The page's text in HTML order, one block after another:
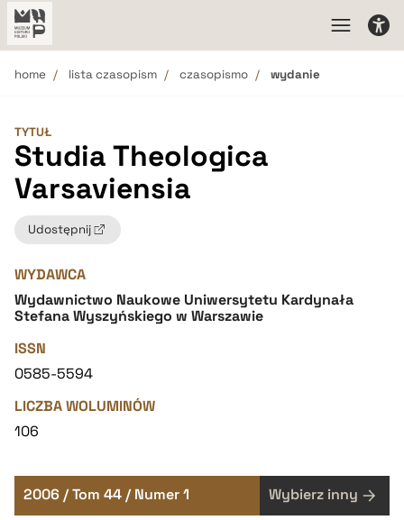
home lista czasopism czasopismo wydanie
TYTUŁ
Studia Theologica
Varsaviensia
Udostępnij
WYDAWCA
Wydawnictwo Naukowe Uniwersytetu Kardynała
Stefana Wyszyńskiego w Warszawie
ISSN
0585-5594
LICZBA WOLUMINÓW
106
2006 / Tom 44 / Numer 1 Wybierz inny